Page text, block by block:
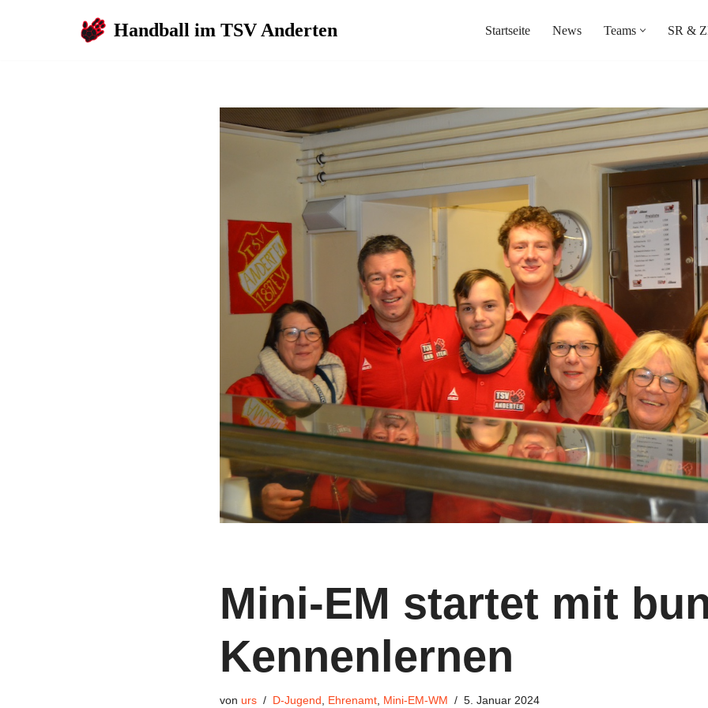
Handball im TSV Anderten Startseite News Teams SR &
Mini-EM startet mit
Kennenlernen
von urs D-Jugend, Ehrenamt, Mini-EM-WM 5. Januar 2024